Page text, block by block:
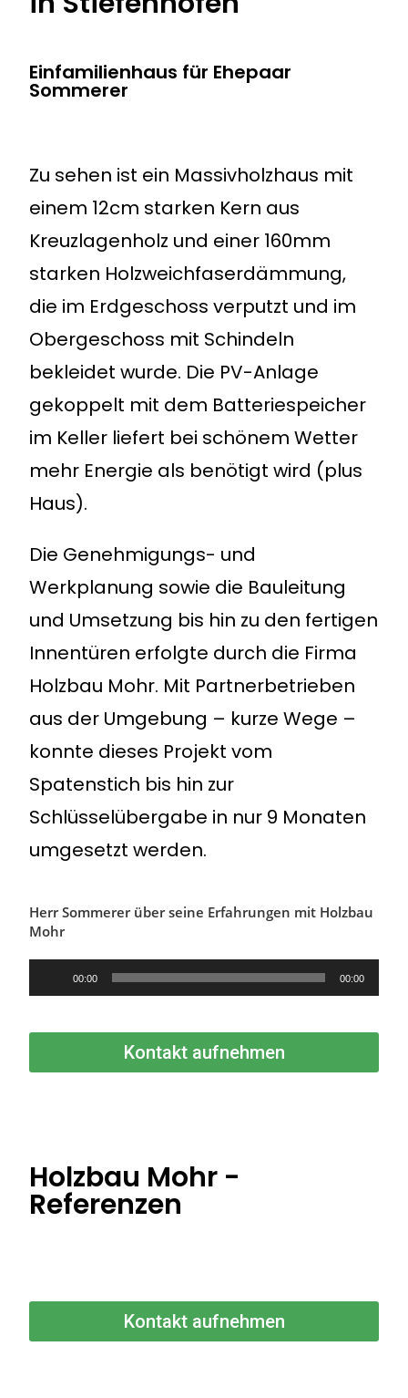
Einfamilienhaus für Ehepaar
Sommerer
Zu sehen ist ein Massivholzhaus mit
einem 12cm starken Kern aus
Kreuzlagenholz und einer 160mm
starken Holzweichfaserdämmung,
die im Erdgeschoss verputzt und im
Obergeschoss mit Schindeln
bekleidet wurde. Die PV-Anlage
gekoppelt mit dem Batteriespeicher
im Keller liefert bei schönem Wetter
mehr Energie als benötigt wird (plus
Haus).
Die Genehmigungs- und
Werkplanung sowie die Bauleitung
und Umsetzung bis hin zu den fertigen
Innentüren erfolgte durch die Firma
Holzbau Mohr. Mit Partnerbetrieben
aus der Umgebung – kurze Wege –
konnte dieses Projekt vom
Spatenstich bis hin zur
Schlüsselübergabe in nur 9 Monaten
umgesetzt werden.
Herr Sommerer über seine Erfahrungen mit Holzbau
Mohr
Player
00:00 00:00
Kontakt aufnehmen
Holzbau Mohr -
Referenzen
Kontakt aufnehmen